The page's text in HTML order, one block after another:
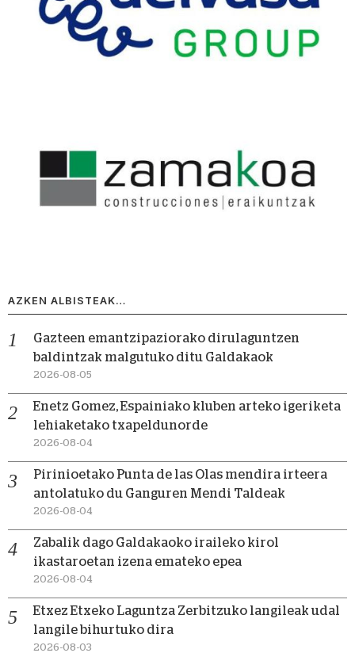
AZKEN ALBISTEAK…
Gazteen emantzipaziorako dirulaguntzen
baldintzak malgutuko ditu Galdakaok
2026-08-05
Enetz Gomez, Espainiako kluben arteko igeriketa
lehiaketako txapeldunorde
2026-08-04
Pirinioetako Punta de las Olas mendira irteera
antolatuko du Ganguren Mendi Taldeak
2026-08-04
Zabalik dago Galdakaoko iraileko kirol
ikastaroetan izena emateko epea
2026-08-04
Etxez Etxeko Laguntza Zerbitzuko langileak udal
langile bihurtuko dira
2026-08-03